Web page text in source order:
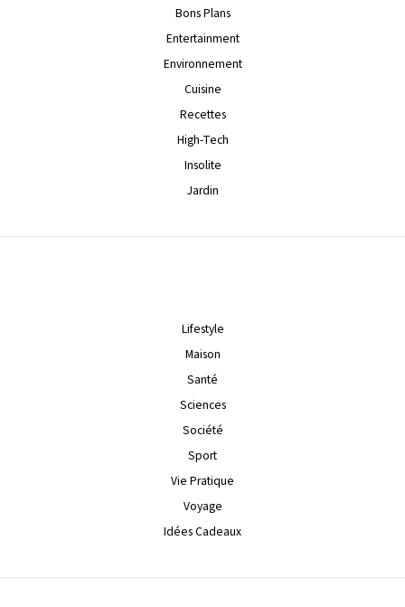
Bons Plans
Entertainment
Environnement
Cuisine
Recettes
High-Tech
Insolite
Jardin
Lifestyle
Maison
Santé
Sciences
Société
Sport
Vie Pratique
Voyage
Idées Cadeaux